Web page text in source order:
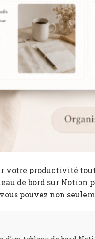
votre productivité
de bord sur
pouvez non